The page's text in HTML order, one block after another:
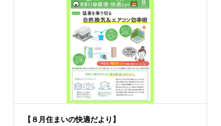
【８月住まいの快適だより】